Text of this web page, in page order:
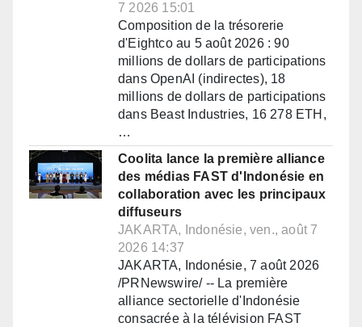
7 2026 15:01
Composition de la trésorerie
d'Eightco au 5 août 2026 : 90
millions de dollars de participations
dans OpenAI (indirectes), 18
millions de dollars de participations
dans Beast Industries, 16 278 ETH,
…
Coolita lance la première alliance
des médias FAST d'Indonésie en
collaboration avec les principaux
diffuseurs
JAKARTA, Indonésie, ven., août 7
2026 14:37
JAKARTA, Indonésie, 7 août 2026
/PRNewswire/ -- La première
alliance sectorielle d'Indonésie
consacrée à la télévision FAST